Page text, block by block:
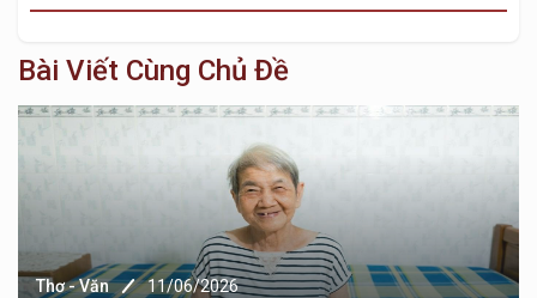
Bài Viết Cùng Chủ Đề
Thơ - Văn 11/06/2026